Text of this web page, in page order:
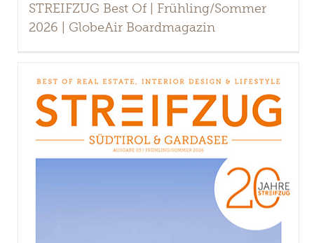
STREIFZUG Best Of | Frühling/Sommer
2026 | GlobeAir Boardmagazin